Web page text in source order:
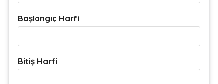
Başlangıç Harfi
Bitiş Harfi